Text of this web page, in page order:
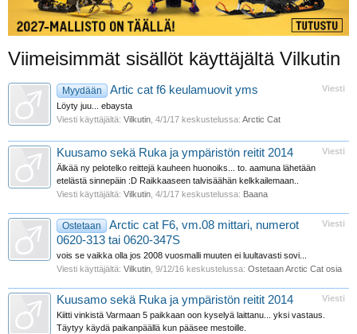
Viimeisimmät sisällöt käyttäjältä Vilkutin
Viesti
Myydään Artic cat f6 keulamuovit yms
Löyty juu... ebaysta
Viesti käyttäjältä: Vilkutin 4/1/17 keskustelussa: Arctic Cat
Viesti
Kuusamo sekä Ruka ja ympäristön reitit 2014
Älkää ny pelotelko reittejä kauheen huonoiks... to. aamuna lähetään
etelästä sinnepäin :D Raikkaaseen talvisäähän kelkkailemaan..
Viesti käyttäjältä: Vilkutin 4/1/17 keskustelussa: Baana
Viesti
Ostetaan
Arctic cat F6, vm.08 mittari, numerot
0620-313 tai 0620-347S
vois se vaikka olla jos 2008 vuosmalli muuten ei luultavasti sovi...
Viesti käyttäjältä: Vilkutin 9/12/16 keskustelussa: Ostetaan Arctic Cat osia
Viesti
Kuusamo sekä Ruka ja ympäristön reitit 2014
Kiitti vinkistä Varmaan 5 paikkaan oon kyselyä laittanu... yksi vastaus.
Täytyy käydä paikanpäällä kun pääsee mestoille.